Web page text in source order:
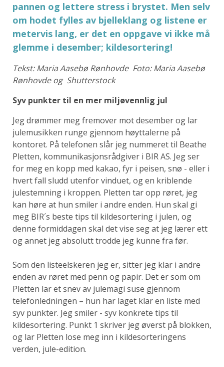
pannen og lettere stress i brystet. Men selv
om hodet fylles av bjelleklang og listene er
metervis lang, er det en oppgave vi ikke må
glemme i desember; kildesortering!
Tekst: Maria Aasebø Rønhovde Foto: Maria Aasebø
Rønhovde og Shutterstock
Syv punkter til en mer miljøvennlig jul
Jeg drømmer meg fremover mot desember og lar
julemusikken runge gjennom høyttalerne på
kontoret. På telefonen slår jeg nummeret til Beathe
Pletten, kommunikasjonsrådgiver i BIR AS. Jeg ser
for meg en kopp med kakao, fyr i peisen, snø - eller i
hvert fall sludd utenfor vinduet, og en kriblende
julestemning i kroppen. Pletten tar opp røret, jeg
kan høre at hun smiler i andre enden. Hun skal gi
meg BIR´s beste tips til kildesortering i julen, og
denne formiddagen skal det vise seg at jeg lærer ett
og annet jeg absolutt trodde jeg kunne fra før.
Som den listeelskeren jeg er, sitter jeg klar i andre
enden av røret med penn og papir. Det er som om
Pletten lar et snev av julemagi suse gjennom
telefonledningen – hun har laget klar en liste med
syv punkter. Jeg smiler - syv konkrete tips til
kildesortering. Punkt 1 skriver jeg øverst på blokken,
og lar Pletten lose meg inn i kildesorteringens
verden, jule-edition.